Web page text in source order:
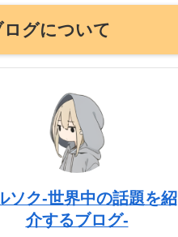
ログについて
ソク-世界中の話題を紹
介するブログ-